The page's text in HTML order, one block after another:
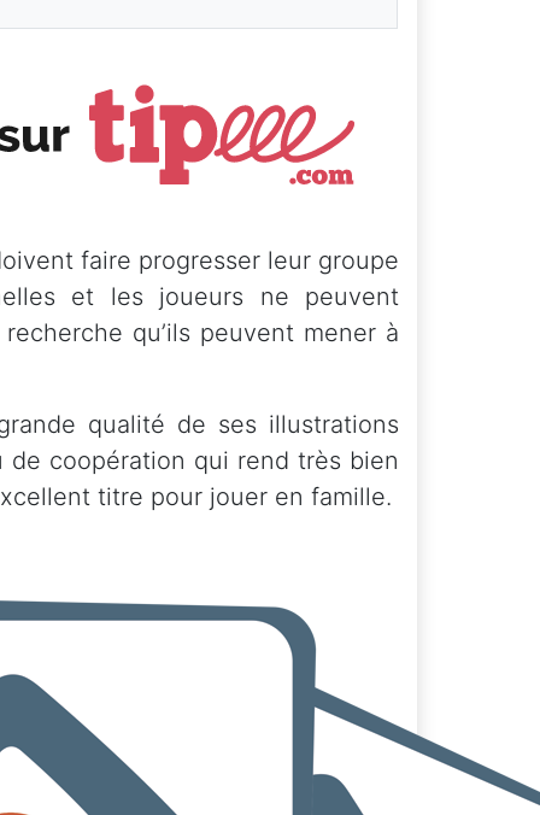
faire progresser leur groupe
et les joueurs ne peuvent
qu’ils peuvent mener à
qualité de ses illustrations
coopération qui rend très bien
titre pour jouer en famille.